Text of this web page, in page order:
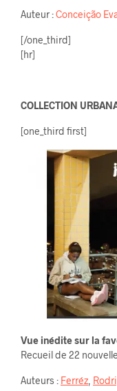
Auteur :Conceição
[/one_third]
[hr]
COLLECTION
[one_third first]
Vue inédite sur la
Recueil de 22
Auteurs : Ferréz